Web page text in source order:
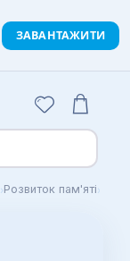
›Розвиток пам'яті›
ЗАВАНТАЖИТИ